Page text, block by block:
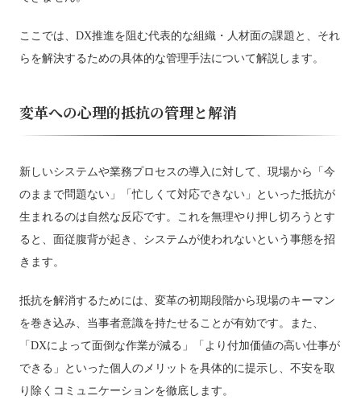
ここでは、DX推進を阻む代表的な組織・人材面の課題と、それ
らを解決するための具体的な管理手法について解説します。
変革への心理的抵抗の管理と解消
新しいシステムや業務プロセスの導入に対して、現場から「今
のままで問題ない」「忙しくて対応できない」といった抵抗が
生まれるのは自然な反応です。これを無理やり押し切ろうとす
ると、面従腹背が起き、システムが使われないという事態を招
きます。
抵抗を解消するためには、変革の初期段階から現場のキーマン
を巻き込み、当事者意識を持たせることが有効です。また、
「DXによって面倒な作業が減る」「より付加価値の高い仕事が
できる」といった個人のメリットを具体的に提示し、不安を取
り除くコミュニケーションを徹底します。